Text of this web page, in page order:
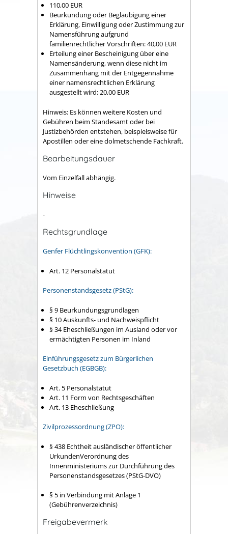
110,00 EUR
Beurkundung oder Beglaubigung einer
Erklärung, Einwilligung oder Zustimmung zur
Namensführung aufgrund
familienrechtlicher Vorschriften: 40,00 EUR
Erteilung einer Bescheinigung über eine
Namensänderung, wenn diese nicht im
Zusammenhang mit der Entgegennahme
einer namensrechtlichen Erklärung
ausgestellt wird: 20,00 EUR
Hinweis: Es können weitere Kosten und
Gebühren beim Standesamt oder bei
Justizbehörden entstehen, beispielsweise für
Apostillen oder eine dolmetschende Fachkraft.
Bearbeitungsdauer
Vom Einzelfall abhängig.
Hinweise
-
Rechtsgrundlage
Genfer Flüchtlingskonvention (GFK):
Art. 12 Personalstatut
Personenstandsgesetz (PStG):
§ 9 Beurkundungsgrundlagen
§ 10 Auskunfts- und Nachweispflicht
§ 34 Eheschließungen im Ausland oder vor
ermächtigten Personen im Inland
Einführungsgesetz zum Bürgerlichen
Gesetzbuch (EGBGB):
Art. 5 Personalstatut
Art. 11 Form von Rechtsgeschäften
Art. 13 Eheschließung
Zivilprozessordnung (ZPO):
§ 438 Echtheit ausländischer öffentlicher
UrkundenVerordnung des
Innenministeriums zur Durchführung des
Personenstandsgesetzes (PStG-DVO)
§ 5 in Verbindung mitAnlage 1
(Gebührenverzeichnis)
Freigabevermerk